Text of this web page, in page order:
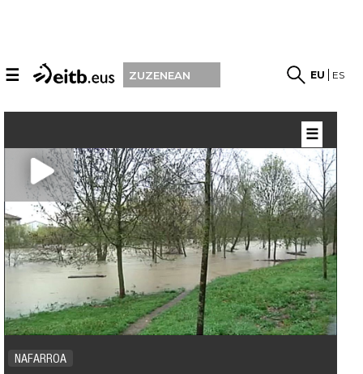
☰ ZUZENEAN EU ES
NAFARROA
☰